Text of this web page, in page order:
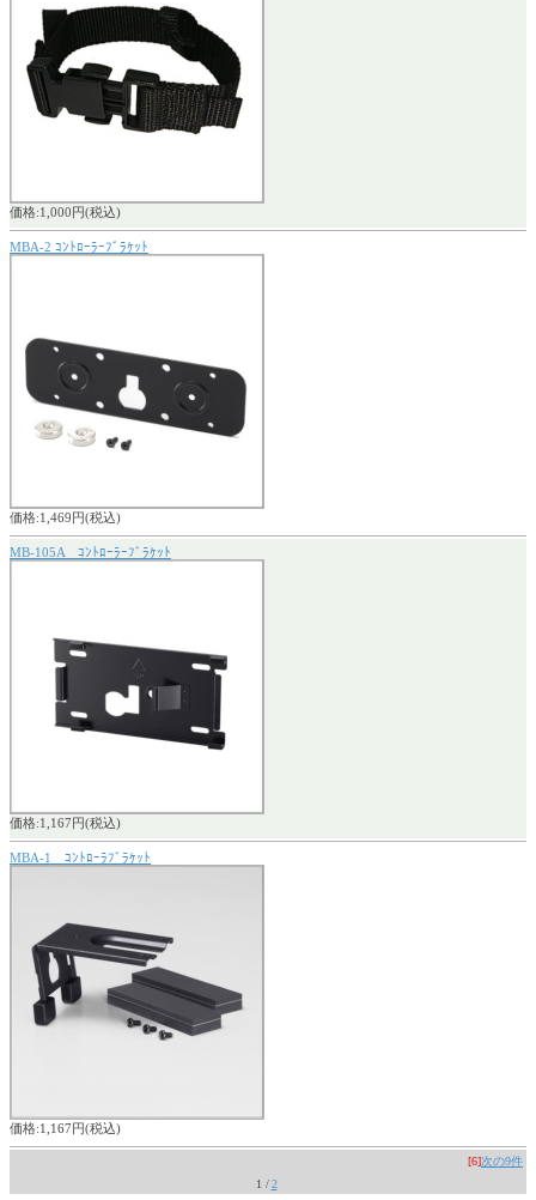
価格:1,000円(税込)
MBA-2 ｺﾝﾄﾛｰﾗｰﾌﾞﾗｹｯﾄ
価格:1,469円(税込)
MB-105A ｺﾝﾄﾛｰﾗｰﾌﾞﾗｹｯﾄ
価格:1,167円(税込)
MBA-1 ｺﾝﾄﾛｰﾗﾌﾞﾗｹｯﾄ
価格:1,167円(税込)
[6]次の9件
1 / 2